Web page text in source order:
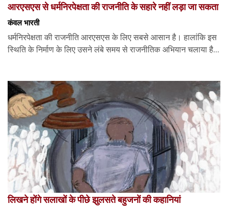
आरएसएस से धर्मनिरपेक्षता की राजनीति के सहारे नहीं लड़ा जा सकता
कंवल भारती
धर्मनिरपेक्षता की राजनीति आरएसएस के लिए सबसे आसान है। हालांकि इस
स्थिति के निर्माण के लिए उसने लंबे समय से राजनीतिक अभियान चलाया है...
लिखने होंगे सलाखों के पीछे झुलसते बहुजनों की कहानियां